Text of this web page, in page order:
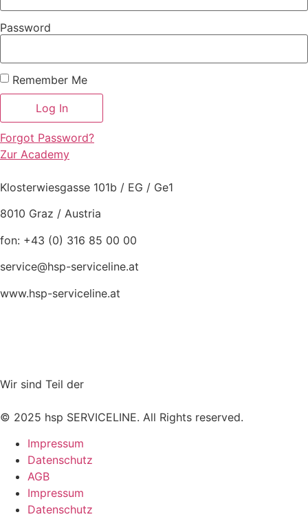
Password
Remember Me
Forgot Password?
Zur Academy
Klosterwiesgasse 101b / EG / Ge1
8010 Graz / Austria
fon: +43 (0) 316 85 00 00
service@hsp-serviceline.at
www.hsp-serviceline.at
Wir sind Teil der
© 2025 hsp SERVICELINE. All Rights reserved.
Impressum
Datenschutz
AGB
Impressum
Datenschutz